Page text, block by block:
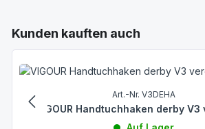
Produktgalerie überspringen
Kunden kauften auch
Art.-Nr. V3DEHA
VIGOUR Handtuchhaken derby V3